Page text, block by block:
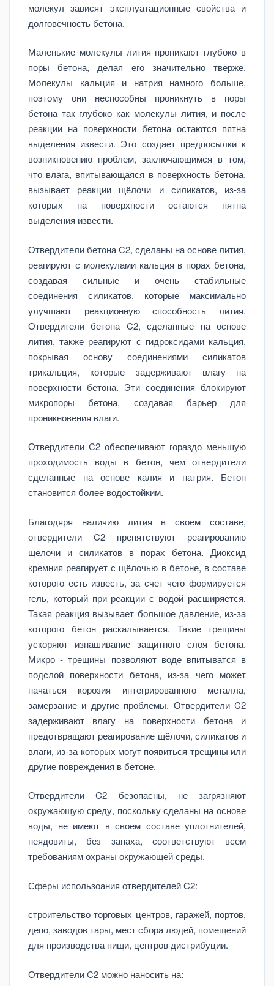
молекул зависят эксплуатационные свойства и
долговечность бетона.
Маленькие молекулы лития проникают глубоко в
поры бетона, делая его значительно твёрже.
Молекулы кальция и натрия намного больше,
поэтому они неспособны проникнуть в поры
бетона так глубоко как молекулы лития, и после
реакции на поверхности бетона остаются пятна
выделения извести. Это создает предпосылки к
возникновению проблем, заключающимся в том,
что влага, впитывающаяся в поверхность бетона,
вызывает реакции щёлочи и силикатов, из-за
которых на поверхности остаются пятна
выделения извести.
Отвердители бетона C2, сделаны на основе лития,
реагируют с молекулами кальция в порах бетона,
создавая сильные и очень стабильные
соединения силикатов, которые максимально
улучшают реакционную способность лития.
Отвердители бетона C2, сделанные на основе
лития, также реагируют с гидроксидами кальция,
покрывая основу соединениями силикатов
трикальция, которые задерживают влагу на
поверхности бетона. Эти соединения блокируют
микропоры бетона, создавая барьер для
проникновения влаги.
Отвердители C2 обеспечивают гораздо меньшую
проходимость воды в бетон, чем отвердители
сделанные на основе калия и натрия. Бетон
становится более водостойким.
Благодяря наличию лития в своем составе,
отвердители C2 препятствуют реагированию
щёлочи и силикатов в порах бетона. Диоксид
кремния реагирует с щёлочью в бетоне, в составе
которого есть известь, за счет чего формируется
гель, который при реакции с водой расширяется.
Такая реакция вызывает большое давление, из-за
которого бетон раскалывается. Такие трещины
ускоряют изнашивание защитного слоя бетона.
Микро - трещины позволяют воде впитыватся в
подслой поверхности бетона, из-за чего может
начаться корозия интегрированного металла,
замерзание и другие проблемы. Отвердители C2
задерживают влагу на поверхности бетона и
предотвращают реагирование щёлочи, силикатов и
влаги, из-за которых могут появиться трещины или
другие повреждения в бетоне.
Отвердители C2 безопасны, не загрязняют
окружающую среду, поскольку сделаны на основе
воды, не имеют в своем составе уплотнителей,
неядовиты, без запаха, соответствуют всем
требованиям охраны окружающей среды.
Сферы использоания отвердителей C2:
строительство торговых центров, гаражей, портов,
депо, заводов тары, мест сбора людей, помещений
для производства пищи, центров дистрибуции.
Отвердители C2 можно наносить на: